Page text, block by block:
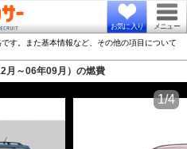
お気に入り メニュー
す。また基本情報など、その他の項目について
月～06年09月）の燃費
1/4